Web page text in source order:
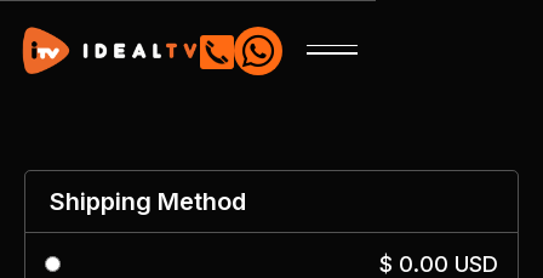

Shipping Method
$ 0.00 USD